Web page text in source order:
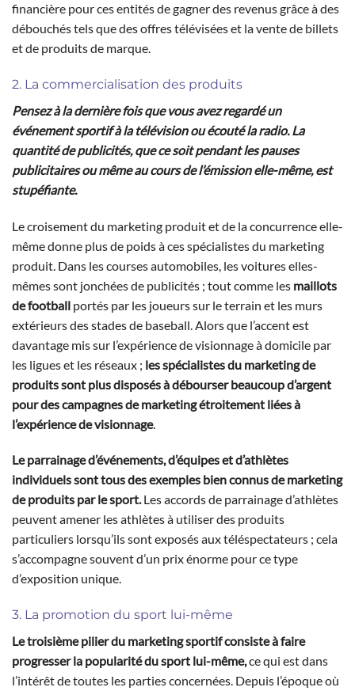
financière pour ces entités de gagner des revenus grâce à des
débouchés tels que des offres télévisées et la vente de billets
et de produits de marque.
2. La commercialisation des produits
Pensez à la dernière fois que vous avez regardé un
événement sportif à la télévision ou écouté la radio. La
quantité de publicités, que ce soit pendant les pauses
publicitaires ou même au cours de l’émission elle-même, est
stupéfiante.
Le croisement du marketing produit et de la concurrence elle-
même donne plus de poids à ces spécialistes du marketing
produit. Dans les courses automobiles, les voitures elles-
mêmes sont jonchées de publicités ; tout comme les maillots
de football portés par les joueurs sur le terrain et les murs
extérieurs des stades de baseball. Alors que l’accent est
davantage mis sur l’expérience de visionnage à domicile par
les ligues et les réseaux ; les spécialistes du marketing de
produits sont plus disposés à débourser beaucoup d’argent
pour des campagnes de marketing étroitement liées à
l’expérience de visionnage.
Le parrainage d’événements, d’équipes et d’athlètes
individuels sont tous des exemples bien connus de marketing
de produits par le sport.Les accords de parrainage d’athlètes
peuvent amener les athlètes à utiliser des produits
particuliers lorsqu’ils sont exposés aux téléspectateurs ; cela
s’accompagne souvent d’un prix énorme pour ce type
d’exposition unique.
3. La promotion du sport lui-même
Le troisième pilier du marketing sportif consiste à faire
progresser la popularité du sport lui-même,ce qui est dans
l’intérêt de toutes les parties concernées. Depuis l’époque où